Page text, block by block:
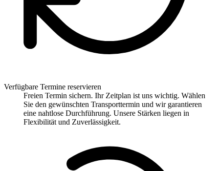
Verfügbare Termine reservieren
Freien Termin sichern. Ihr Zeitplan ist uns wichtig. Wählen
Sie den gewünschten Transporttermin und wir garantieren
eine nahtlose Durchführung. Unsere Stärken liegen in
Flexibilität und Zuverlässigkeit.